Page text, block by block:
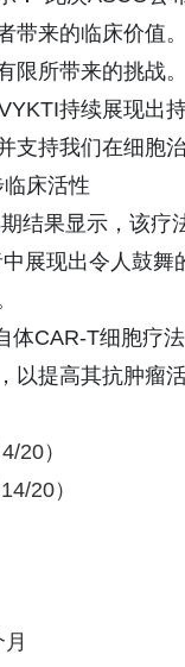
带来的临床价值
限所带来的挑战
持续展现出
支持我们在细胞
床活性
结果显示，该
展现出令人鼓
体CAR-T细胞疗
以提高其抗肿瘤
20）
20）